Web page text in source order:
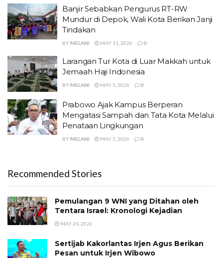
Banjir Sebabkan Pengurus RT-RW
Mundur di Depok, Wali Kota Berikan Janji
Tindakan
BY MELANI MAY 11, 2026 0
Larangan Tur Kota di Luar Makkah untuk
Jemaah Haji Indonesia
BY MELANI MAY 5, 2026 0
Prabowo Ajak Kampus Berperan
Mengatasi Sampah dan Tata Kota Melalui
Penataan Lingkungan
BY MELANI MAY 5, 2026 0
Recommended Stories
Pemulangan 9 WNI yang Ditahan oleh
Tentara Israel: Kronologi Kejadian
MAY 24, 2026
Sertijab Kakorlantas Irjen Agus Berikan
Pesan untuk Irjen Wibowo